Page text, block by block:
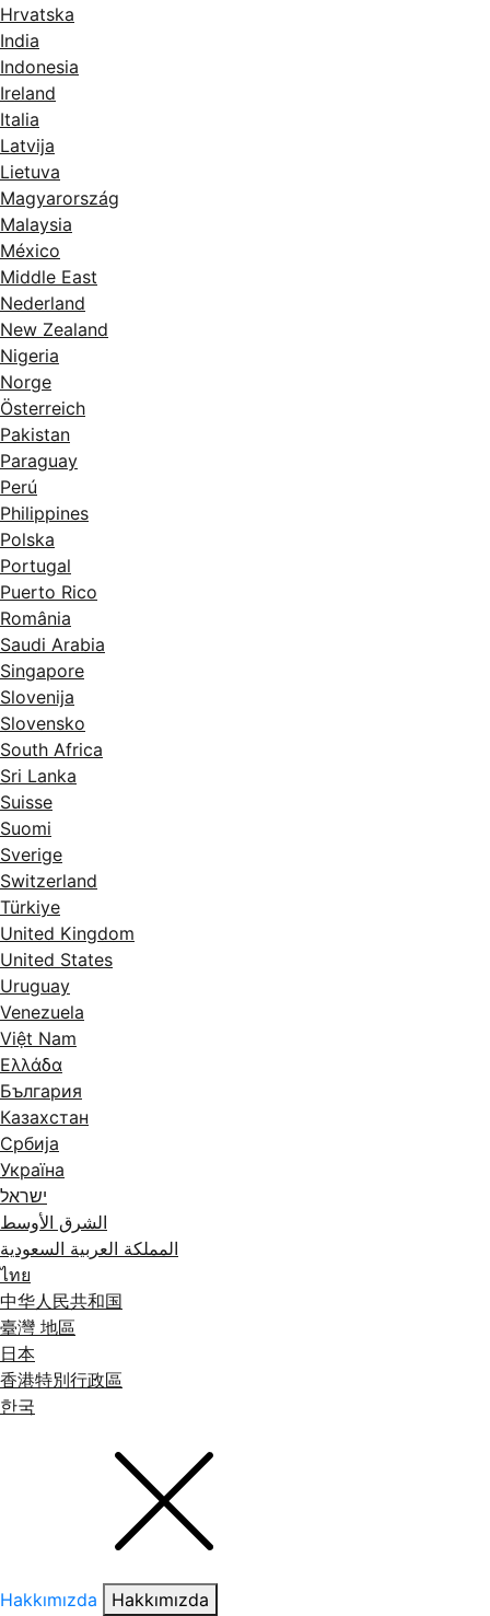
Hrvatska
India
Indonesia
Ireland
Italia
Latvija
Lietuva
Magyarország
Malaysia
México
Middle East
Nederland
New Zealand
Nigeria
Norge
Österreich
Pakistan
Paraguay
Perú
Philippines
Polska
Portugal
Puerto Rico
România
Saudi Arabia
Singapore
Slovenija
Slovensko
South Africa
Sri Lanka
Suisse
Suomi
Sverige
Switzerland
Türkiye
United Kingdom
United States
Uruguay
Venezuela
Việt Nam
Ελλάδα
България
Казахстан
Србија
Україна
ישראל
الشرق الأوسط
المملكة العربية السعودية
ไทย
中华人民共和国
臺灣 地區
日本
香港特別行政區
한국
Hakkımızda
Hakkımızda